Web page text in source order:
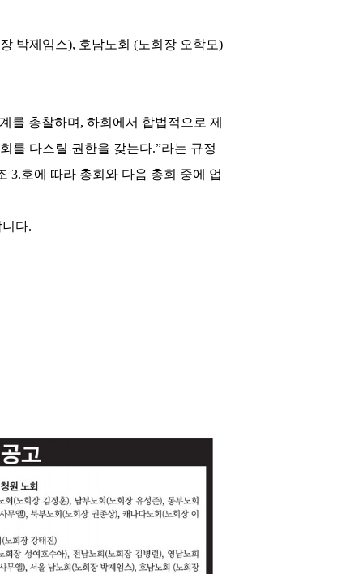
박제임스), 호남노회 (노회장 오학모)
를 총찰하며 , 하회에서 합법적으로 제
를 다스릴 권한을 갖는다.”라는 규정
3.호에 따라 총회와 다음 총회 중에 업
니다.